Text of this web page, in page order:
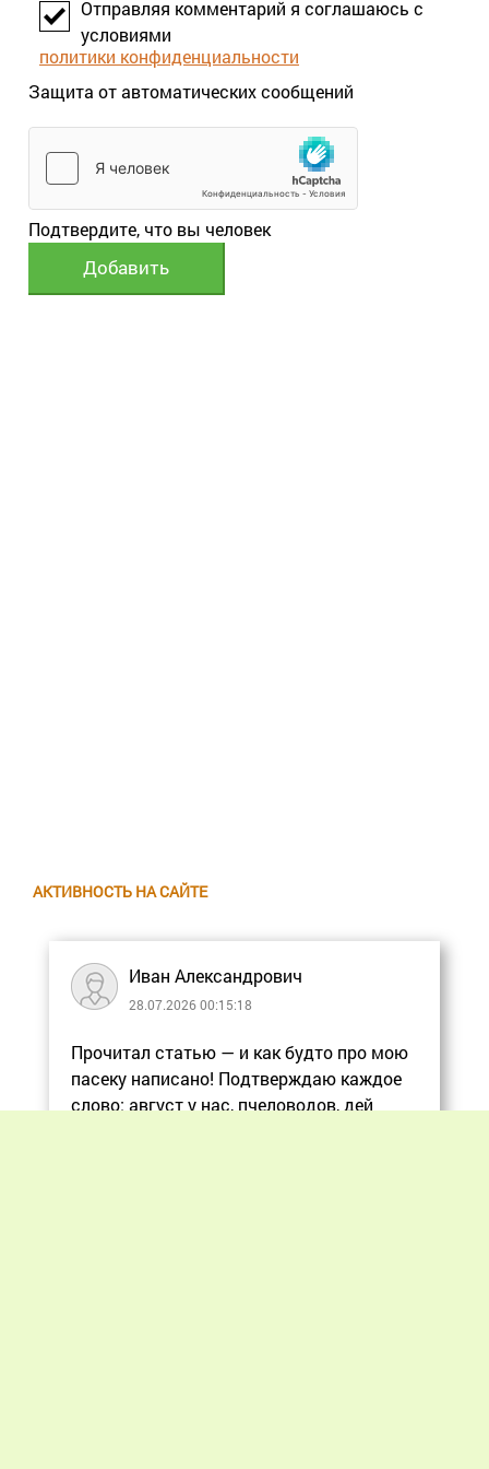
Отправляя комментарий я соглашаюсь с
условиями
политики конфиденциальности
Защита от автоматических сообщений
Подтвердите, что вы человек
АКТИВНОСТЬ НА САЙТЕ
Иван Александрович
28.07.2026 00:15:18
Прочитал статью — и как будто про мою
пасеку написано! Подтверждаю каждое
слово: август у нас, пчеловодов, дей